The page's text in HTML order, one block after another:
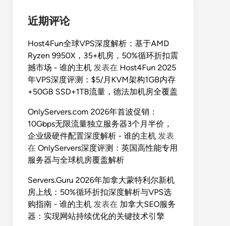
近期评论
Host4Fun全球VPS深度解析：基于AMD
Ryzen 9950X，35+机房，50%循环折扣震
撼市场 - 谁的主机 发表在 Host4Fun 2025
年VPS深度评测：$5/月KVM架构1GB内存
+50GB SSD+1TB流量，德法加机房全覆盖
OnlyServers.com 2026年首波促销：
10Gbps无限流量独立服务器3个月半价，
企业级硬件配置深度解析 - 谁的主机 发表
在 OnlyServers深度评测：英国高性能专用
服务器与全球机房覆盖解析
Servers.Guru 2026年加拿大蒙特利尔新机
房上线：50%循环折扣深度解析与VPS选
购指南 - 谁的主机 发表在 加拿大SEO服务
器：实现网站持续优化的关键技术引擎